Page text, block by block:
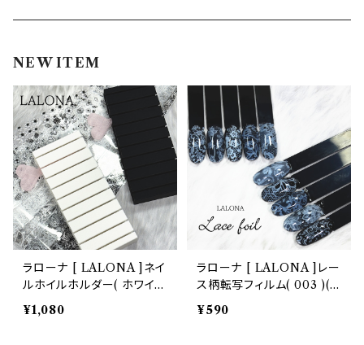
エフェクトジェル
セット
シェル
ドライフラワー
ステッカーシール
ジュエリー
ホイル・フレーク
ドリル
集塵機
ビット
NEW ITEM
ラローナ [ LALONA ]ネイ
ルホイルホルダー( ホワイ
ト/ブラック ) ホイル収納/ネ
イルアート/転写フィルム/ネ
¥1,080
ラローナ [ LALONA ]レー
ス柄転写フィルム( 003 )( 1
0種セット20cm) ジェルネ
イル/ネイルアート/転写フィ
¥590